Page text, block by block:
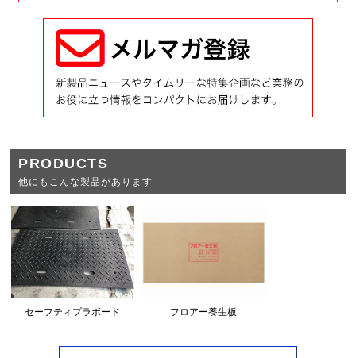
PRODUCTS
他にもこんな製品があります
セーフティプラボード フロアー養生板